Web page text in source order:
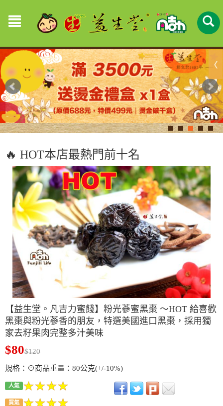
🔥 HOT本店最熱門前十名
【益生堂。凡吉力蜜餞】粉光蔘蜜黑棗 ～HOT 給喜歡
黑棗與粉光蔘香的朋友，特選美國進口黑棗，採用獨
家去籽果肉完整多汁美味
$80$120
規格：⊙商品重量：80公克(+/-10%)
人氣
買氣